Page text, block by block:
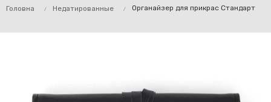
Головна Недатированные Органайзер для прикрас Стандарт